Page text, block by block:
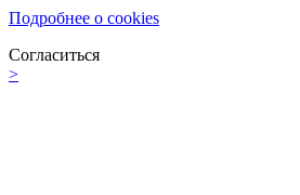
Подробнее о cookies
Согласиться
>